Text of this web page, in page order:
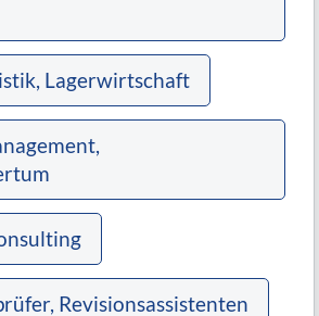
Lagerwirtschaft
Revisionsassistenten